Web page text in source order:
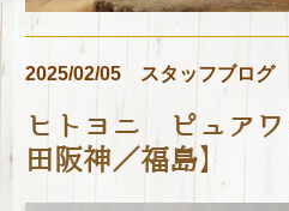
2025/02/05 スタッフブログ
ヒトヨニ ピュア
田阪神／福島】